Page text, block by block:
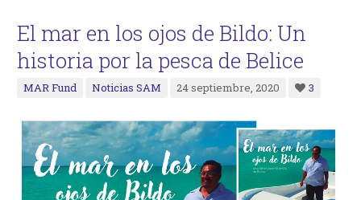
El mar en los ojos de Bildo: Un
historia por la pesca de Belice
MAR Fund Noticias SAM 24 septiembre, 2020 3